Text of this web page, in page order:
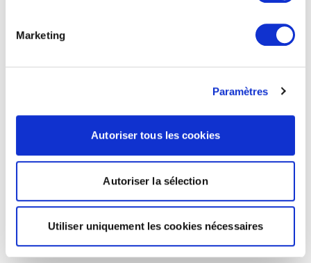
Marketing
Paramètres
Autoriser tous les cookies
Autoriser la sélection
Utiliser uniquement les cookies nécessaires